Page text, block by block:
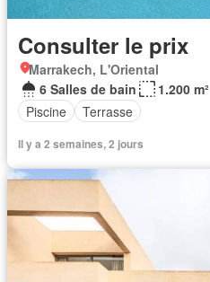
Consulter le prix
Marrakech, L'Oriental
6 Salles de bain
1.200 m²
Piscine
Terrasse
Il y a 2 semaines, 2 jours